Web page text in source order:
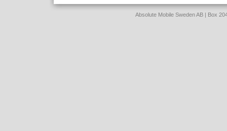
Absolute Mobile Sweden AB | Box